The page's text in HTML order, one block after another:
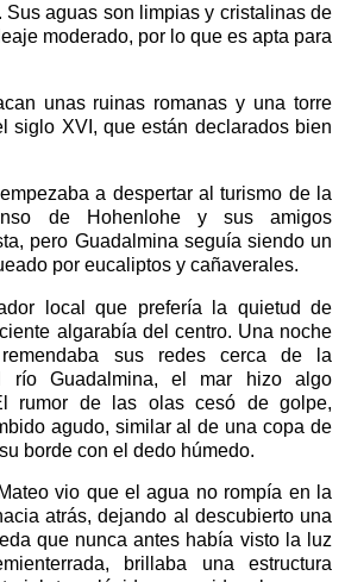
Sus aguas son limpias y cristalinas de
moderado, por lo que es apta para
unas ruinas romanas y una torre
siglo XVI, que están declarados bien
a despertar al turismo de la
de Hohenlohe y sus amigos
pero Guadalmina seguía siendo un
por eucaliptos y cañaverales.
local que prefería la quietud de
algarabía del centro. Una noche
sus redes cerca de la
río Guadalmina, el mar hizo algo
rumor de las olas cesó de golpe,
agudo, similar al de una copa de
borde con el dedo húmedo.
vio que el agua no rompía en la
atrás, dejando al descubierto una
que nunca antes había visto la luz
brillaba una estructura